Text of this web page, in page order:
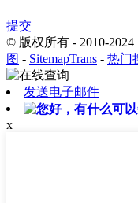
提交
© 版权所有 - 2010-
图 - SitemapTrans - 热门
发送电子邮件
x